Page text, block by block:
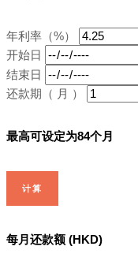
年利率（%）
开始日
结束日
还款期（ 月 ）
最高可设定为84个月
计算
每月还款额 (HKD)